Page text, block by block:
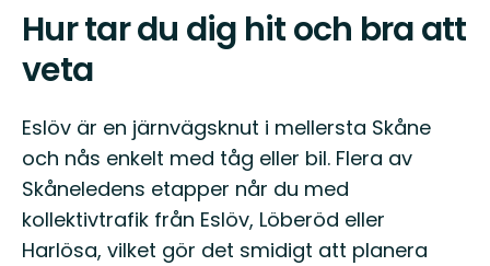
Hur tar du dig hit och bra att
veta
Eslöv är en järnvägsknut i mellersta Skåne
och nås enkelt med tåg eller bil. Flera av
Skåneledens etapper når du med
kollektivtrafik från Eslöv, Löberöd eller
Harlösa, vilket gör det smidigt att planera